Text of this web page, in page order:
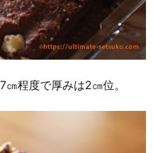
程度で厚みは2㎝位。